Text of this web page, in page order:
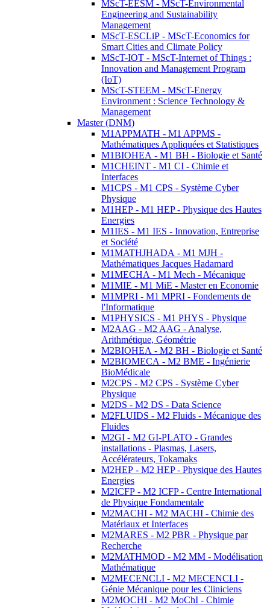
MScT-EESM - MScT-Environmental
Engineering and Sustainability
Management
MScT-ESCLiP - MScT-Economics for
Smart Cities and Climate Policy
MScT-IOT - MScT-Internet of Things :
Innovation and Management Program
(IoT)
MScT-STEEM - MScT-Energy
Environment : Science Technology &
Management
Master (DNM)
M1APPMATH - M1 APPMS -
Mathématiques Appliquées et Statistiques
M1BIOHEA - M1 BH - Biologie et Santé
M1CHEINT - M1 CI - Chimie et
Interfaces
M1CPS - M1 CPS - Système Cyber
Physique
M1HEP - M1 HEP - Physique des Hautes
Energies
M1IES - M1 IES - Innovation, Entreprise
et Société
M1MATHJHADA - M1 MJH -
Mathématiques Jacques Hadamard
M1MECHA - M1 Mech - Mécanique
M1MIE - M1 MiE - Master en Economie
M1MPRI - M1 MPRI - Fondements de
l'Informatique
M1PHYSICS - M1 PHYS - Physique
M2AAG - M2 AAG - Analyse,
Arithmétique, Géométrie
M2BIOHEA - M2 BH - Biologie et Santé
M2BIOMECA - M2 BME - Ingénierie
BioMédicale
M2CPS - M2 CPS - Système Cyber
Physique
M2DS - M2 DS - Data Science
M2FLUIDS - M2 Fluids - Mécanique des
Fluides
M2GI - M2 GI-PLATO - Grandes
installations - Plasmas, Lasers,
Accélérateurs, Tokamaks
M2HEP - M2 HEP - Physique des Hautes
Energies
M2ICFP - M2 ICFP - Centre International
de Physique Fondamentale
M2MACHI - M2 MACHI - Chimie des
Matériaux et Interfaces
M2MARES - M2 PBR - Physique par
Recherche
M2MATHMOD - M2 MM - Modélisation
Mathématique
M2MECENCLI - M2 MECENCLI -
Génie Mécanique pour les Cliniciens
M2MOCHI - M2 MoChI - Chimie